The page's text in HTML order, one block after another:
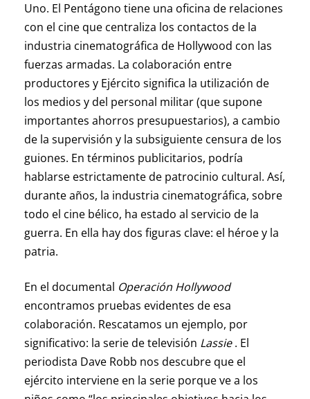
Uno. El Pentágono tiene una oficina de relaciones
con el cine que centraliza los contactos de la
industria cinematográfica de Hollywood con las
fuerzas armadas. La colaboración entre
productores y Ejército significa la utilización de
los medios y del personal militar (que supone
importantes ahorros presupuestarios), a cambio
de la supervisión y la subsiguiente censura de los
guiones. En términos publicitarios, podría
hablarse estrictamente de patrocinio cultural. Así,
durante años, la industria cinematográfica, sobre
todo el cine bélico, ha estado al servicio de la
guerra. En ella hay dos figuras clave: el héroe y la
patria.
En el documental Operación Hollywood
encontramos pruebas evidentes de esa
colaboración. Rescatamos un ejemplo, por
significativo: la serie de televisión Lassie. El
periodista Dave Robb nos descubre que el
ejército interviene en la serie porque ve a los